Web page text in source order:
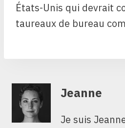
États-Unis qui devrait
taureaux de bureau
Jeanne
Je suis